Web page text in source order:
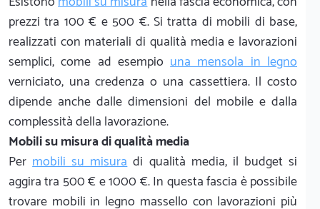
prezzi tra 100 € e 500 €. Si tratta di mobili di base,
realizzati con materiali di qualità media e lavorazioni
semplici, come ad esempiouna mensola in legno
verniciato, una credenza o una cassettiera. Il costo
dipende anche dalle dimensioni del mobile e dalla
complessità della lavorazione.
Mobili su misura di qualità media
Permobili su misuradi qualità media, il budget si
aggira tra 500 € e 1000 €. In questa fascia è possibile
trovare mobili in legno massello con lavorazioni più